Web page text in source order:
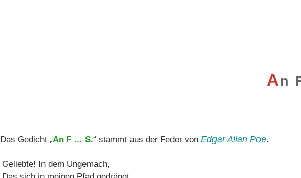
An
Das Gedicht „An F … S.“ stammt aus der Feder von Edgar Allan Poe.
Geliebte! In dem Ungemach,